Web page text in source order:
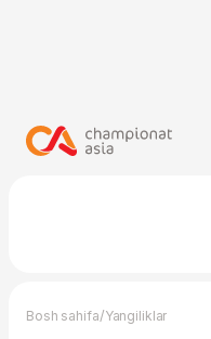
Bosh sahifa/Yangiliklar